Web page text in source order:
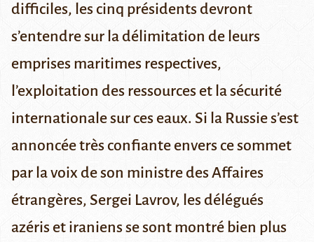
difficiles, les cinq présidents devront
s’entendre sur la délimitation de leurs
emprises maritimes respectives,
l’exploitation des ressources et la sécurité
internationale sur ces eaux. Si la Russie s’est
annoncéetrès confianteenvers ce sommet
par la voix de son ministre des Affaires
étrangères, Sergei Lavrov, les délégués
azéris et iraniens se sont montré bien plus